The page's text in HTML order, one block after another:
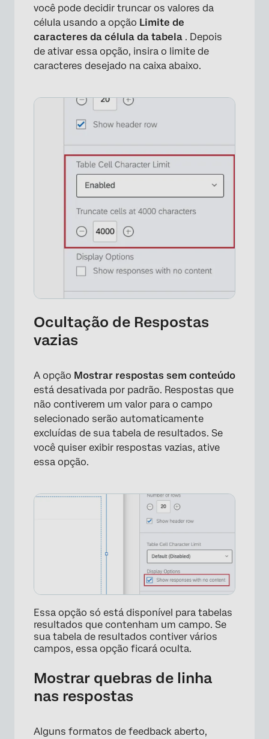
×
você pode decidir truncar os valores da
célula usando a opção Limite de
caracteres da célula da tabela . Depois
de ativar essa opção, insira o limite de
caracteres desejado na caixa abaixo.
×
Ocultação de Respostas
vazias
A opção Mostrar respostas sem conteúdo
está desativada por padrão. Respostas que
não contiverem um valor para o campo
selecionado serão automaticamente
excluídas de sua tabela de resultados. Se
você quiser exibir respostas vazias, ative
essa opção.
Essa opção só está disponível para tabelas
resultados que contenham um campo. Se
sua tabela de resultados contiver vários
campos, essa opção ficará oculta.
Mostrar quebras de linha
nas respostas
Alguns formatos de feedback aberto,